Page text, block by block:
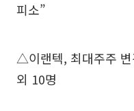
피소”
△이랜텍, 최대주주
외 10명